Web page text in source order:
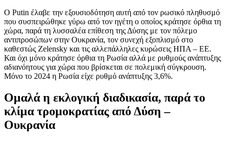
Ο Putin έλαβε την εξουσιοδότηση αυτή από τον ρωσικό πληθυσμό
που συσπειρώθηκε γύρω από τον ηγέτη ο οποίος κράτησε όρθια τη
χώρα, παρά τη λυσσαλέα επίθεση της Δύσης με τον πόλεμο
αντιπροσώπων στην Ουκρανία, τον συνεχή εξοπλισμό στο
καθεστώς Zelensky και τις αλλεπάλληλες κυρώσεις ΗΠΑ – ΕΕ.
Και όχι μόνο κράτησε όρθια τη Ρωσία αλλά με ρυθμούς ανάπτυξης
αδιανόητους για χώρα που βρίσκεται σε πολεμική σύγκρουση.
Μόνο το 2024 η Ρωσία είχε ρυθμό ανάπτυξης 3,6%.
Ομαλά η εκλογική διαδικασία, παρά το
κλίμα τρομοκρατίας από Δύση –
Ουκρανία